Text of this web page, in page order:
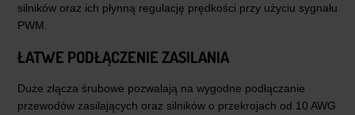
silników oraz ich płynną regulację prędkości przy użyciu sygnału
PWM.
ŁATWE PODŁĄCZENIE ZASILANIA
Duże złącza śrubowe pozwalają na wygodne podłączanie
przewodów zasilających oraz silników o przekrojach od 10 AWG